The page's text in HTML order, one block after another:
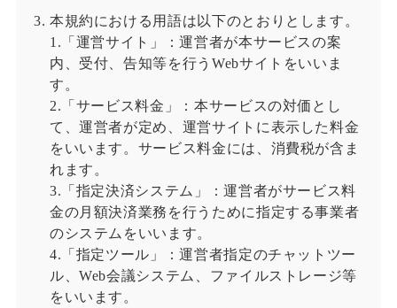
本規約における用語は以下のとおりとします。
1.「運営サイト」：運営者が本サービスの案
内、受付、告知等を行うWebサイトをいいま
す。
2.「サービス料金」：本サービスの対価とし
て、運営者が定め、運営サイトに表示した料金
をいいます。サービス料金には、消費税が含ま
れます。
3.「指定決済システム」：運営者がサービス料
金の月額決済業務を行うために指定する事業者
のシステムをいいます。
4.「指定ツール」：運営者指定のチャットツー
ル、Web会議システム、ファイルストレージ等
をいいます。